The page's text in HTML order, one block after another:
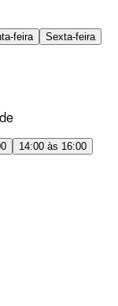
feira
Sexta-feira
14:00 às 16:00